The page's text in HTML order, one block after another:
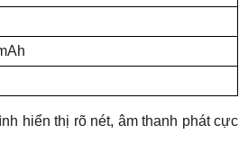
hiển thị rõ nét, âm thanh phát cực